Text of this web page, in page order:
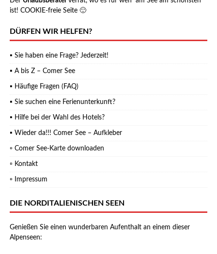
ist! COOKIE-freie Seite 🙂
DÜRFEN WIR HELFEN?
▪ Sie haben eine Frage? Jederzeit!
▪ A bis Z – Comer See
▪ Häufige Fragen (FAQ)
▪ Sie suchen eine Ferienunterkunft?
▪ Hilfe bei der Wahl des Hotels?
▪ Wieder da!!! Comer See – Aufkleber
▫ Comer See-Karte downloaden
▫ Kontakt
▫ Impressum
DIE NORDITALIENISCHEN SEEN
Genießen Sie einen wunderbaren Aufenthalt an einem dieser
Alpenseen: